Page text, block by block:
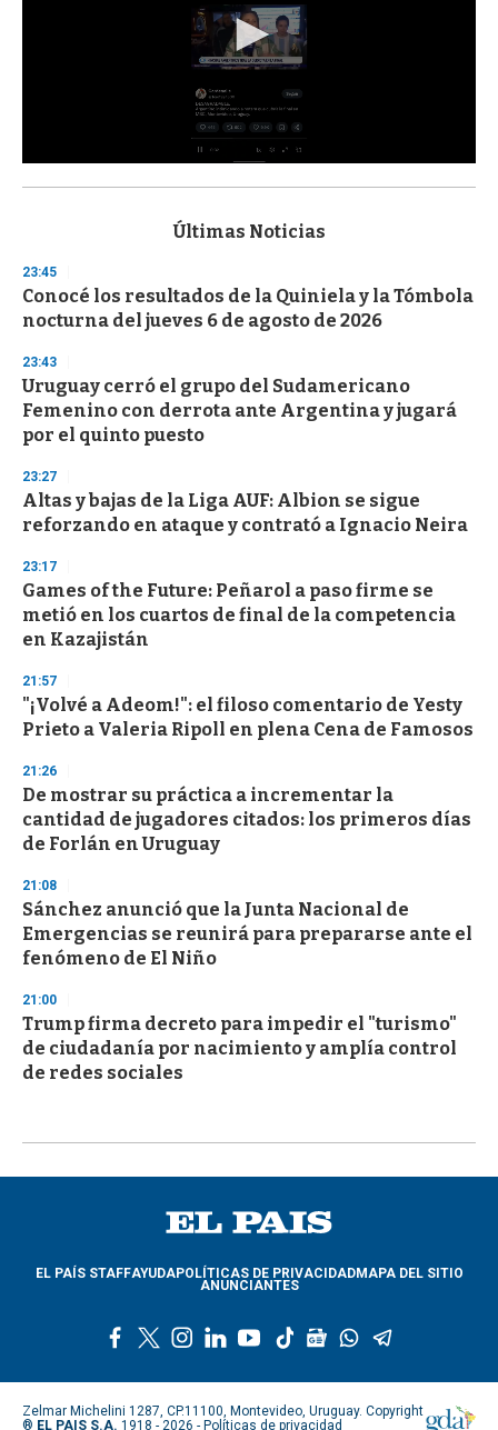
s
d
s
o
f
3
s
e
c
o
d
s
Últimas Noticias
23:45
Conocé los resultados de la Quiniela y la Tómbola
nocturna del jueves 6 de agosto de 2026
23:43
Uruguay cerró el grupo del Sudamericano
Femenino con derrota ante Argentina y jugará
por el quinto puesto
23:27
Altas y bajas de la Liga AUF: Albion se sigue
reforzando en ataque y contrató a Ignacio Neira
23:17
Games of the Future: Peñarol a paso firme se
metió en los cuartos de final de la competencia
en Kazajistán
21:57
"¡Volvé a Adeom!": el filoso comentario de Yesty
Prieto a Valeria Ripoll en plena Cena de Famosos
21:26
De mostrar su práctica a incrementar la
cantidad de jugadores citados: los primeros días
de Forlán en Uruguay
21:08
Sánchez anunció que la Junta Nacional de
Emergencias se reunirá para prepararse ante el
fenómeno de El Niño
21:00
Trump firma decreto para impedir el "turismo"
de ciudadanía por nacimiento y amplía control
de redes sociales
EL PAÍS STAFFAYUDAPOLÍTICAS DE PRIVACIDADMAPA DEL SITIO
ANUNCIANTES
c
e
b
w
i
t
s
t
a
l
n
k
e
y
u
u
t
k
o
g
o
l
w
a
s
l
e
g
Zelmar Michelini 1287, CP.11100, Montevideo, Uruguay. Copyright
® EL PAIS S.A. 1918 - 2026 - Políticas de privacidad